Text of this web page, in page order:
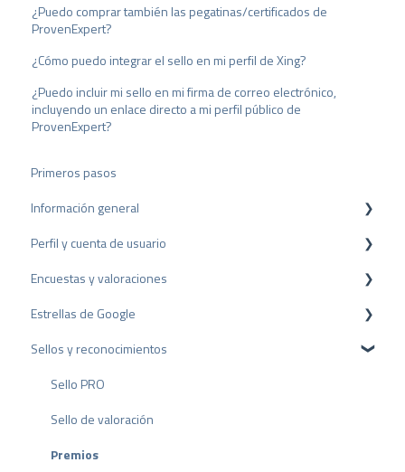
¿Puedo comprar también las pegatinas/certificados de
ProvenExpert?
¿Cómo puedo integrar el sello en mi perfil de Xing?
¿Puedo incluir mi sello en mi firma de correo electrónico,
incluyendo un enlace directo a mi perfil público de
ProvenExpert?
Primeros pasos
Información general
Protección de datos
Paquetes y precios
API
Perfil y cuenta de usuario
Configuración del perfil
Cuenta de usuario
Facturación
Encuestas y valoraciones
Reseñas
Encuestas
Otras fuentes
Compartir Reseñas
Reseñas negativas
Estrellas de Google
Rich Snippet
Sellos y reconocimientos
Sello PRO
Sello de valoración
Premios